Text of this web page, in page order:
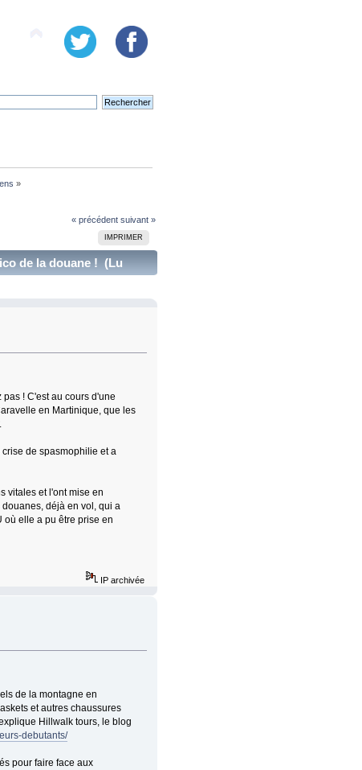
»
« précédent suivant »
IMPRIMER
de la douane ! (Lu
! C'est au cours d'une
en Martinique, que les
de spasmophilie et a
vitales et l'ont mise en
déjà en vol, qui a
où elle a pu être prise en
IP archivée
de la montagne en
et autres chaussures
Hillwalk tours, le blog
debutants/
pour faire face aux